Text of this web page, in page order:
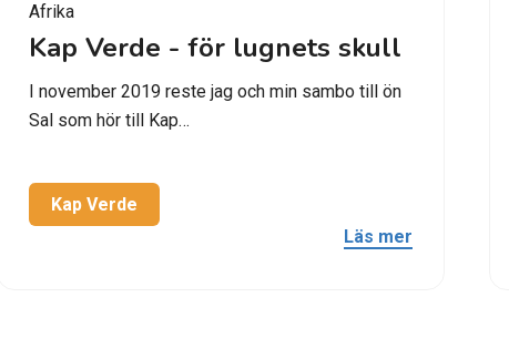
Afrika
Kap Verde - för lugnets skull
I november 2019 reste jag och min sambo till ön
Sal som hör till Kap…
Kap Verde
Läs mer